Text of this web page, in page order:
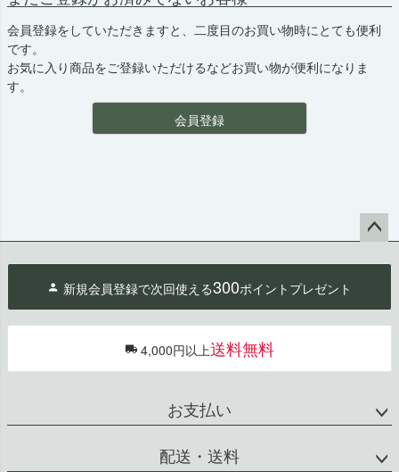
会員登録をしていただきますと、二度目のお買い物時にとても便利
です。
お気に入り商品をご登録いただけるなどお買い物が便利になりま
す。
会員登録
へ
新規会員登録で次回使える300ポイントプレゼント
4,000円以上送料無料
お支払い
配送・送料